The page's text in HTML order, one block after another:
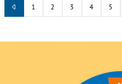
1 2 3 4 5